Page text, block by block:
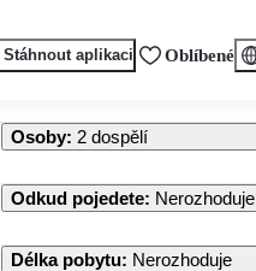
Stáhnout aplikaci Oblíbené
Osoby: 2 dospělí
Odkud pojedete: Nerozhoduje
Délka pobytu: Nerozhoduje